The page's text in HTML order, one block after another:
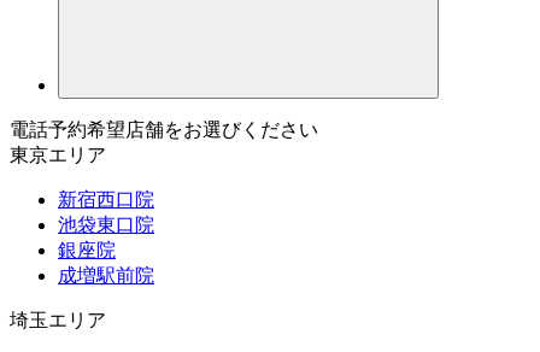
電話予約希望店舗をお選びください
東京エリア
新宿西口院
池袋東口院
銀座院
成増駅前院
埼玉エリア